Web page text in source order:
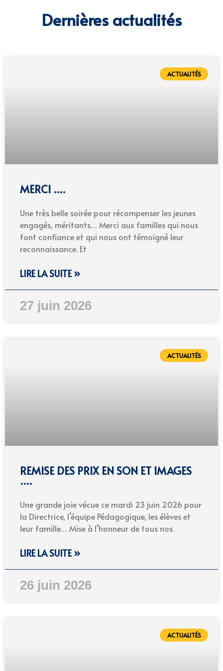
Dernières actualités
ACTUALITÉS
MERCI ….
Une très belle soirée pour récompenser les jeunes
engagés, méritants… Merci aux familles qui nous
font confiance et qui nous ont témoigné leur
reconnaissance. Et
LIRE LA SUITE »
27 juin 2026
ACTUALITÉS
REMISE DES PRIX EN SON ET IMAGES
….
Une grande joie vécue ce mardi 23 juin 2026 pour
la Directrice, l’équipe Pédagogique, les élèves et
leur famille… Mise à l’honneur de tous nos
LIRE LA SUITE »
26 juin 2026
ACTUALITÉS